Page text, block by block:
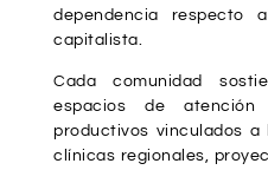
dependencia respecto
capitalista.
Cada comunidad
espacios de
productivos vinculados
clínicas regionales,